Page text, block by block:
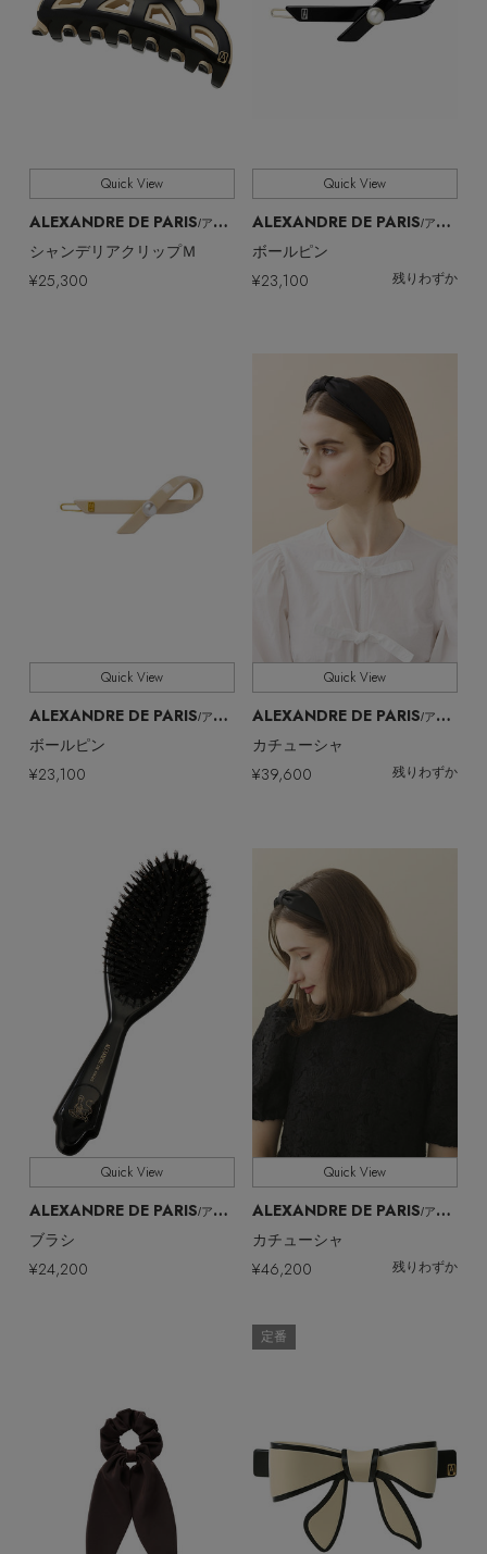
Quick View
ALEXANDRE DE PARIS/アレクサンドル ドゥ パリ
シャンデリアクリップＭ
¥25,300
Quick View
ALEXANDRE DE PARIS/アレクサンドル ドゥ パリ
ボールピン
¥23,100 残りわずか
Quick View
ALEXANDRE DE PARIS/アレクサンドル ドゥ パリ
ボールピン
¥23,100
Quick View
ALEXANDRE DE PARIS/アレクサンドル ドゥ パリ
カチューシャ
¥39,600 残りわずか
Quick View
ALEXANDRE DE PARIS/アレクサンドル ドゥ パリ
ブラシ
¥24,200
Quick View
ALEXANDRE DE PARIS/アレクサンドル ドゥ パリ
カチューシャ
¥46,200 残りわずか
定番